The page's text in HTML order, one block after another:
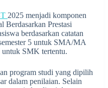
2025 menjadi komponen
Berdasarkan Prestasi
berdasarkan catatan
5 untuk SMA/MA
untuk SMK tertentu.
program studi yang dipilih
dalam penilaian. Selain